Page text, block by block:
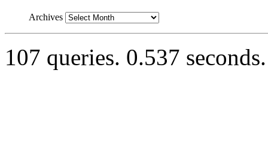
Archives
107 queries. 0.537 seconds.